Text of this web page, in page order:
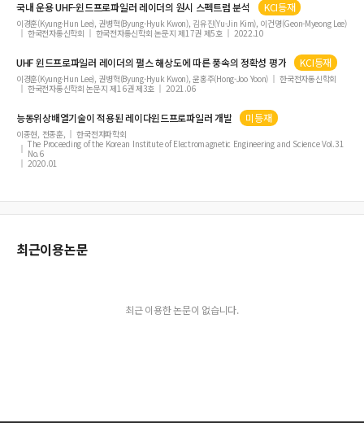
음원신호 추출을 위한 주파수영역 응용모델에 기초한 독립성분분석
충격 흡수기의 설계 파라미터 불확실성이 현가 장치 성능에 미치는 영향
상호작용 이동통신 사용자에 대한 비직교 다중접속 시스템의 BER 성능 향상
새로운 Topology 방식의 스텝 업(Step-Up) 컨버터에 관한 연구
여원 MLCA와 특수 혼돈 함수를 이용한 영상 암호화 기법
군용 VoIP 전화기를 위한 고신뢰성 Rx 전력 시스템 설계
간접광고에서 제품 정보의 즉각적 검색을 지원하는 인터렉티브 동영상 플랫폼 설계
국내 운용 UHF-윈드프로파일러레이더의 원시 스펙트럼 분석 KCI등재
이경훈(Kyung-Hun Lee), 권병혁(Byung-Hyuk Kwon), 김유진(Yu-Jin Kim), 이건명(Geon-Myeong Lee)
한국전자통신학회
한국전자통신학회 논문지 제17권 제5호 2022.10
UHF윈드프로파일러 레이더의 펄스 해상도에 따른 풍속의 정확성 평가 KCI등재
이경훈(Kyung-Hun Lee), 권병혁(Byung-Hyuk Kwon), 윤홍주(Hong-Joo Yoon)
한국전자통신학회
한국전자통신학회 논문지 제16권 제3호
2021.06
능동위상배열기술이 적용된 레이다윈드프로파일러개발 미등재
이종현, 전종훈,
한국전자파학회
The Proceeding of the Korean Institute of Electromagnetic Engineering and Science Vol.31
No.6
2020.01
최근이용논문
최근 이용한 논문이 없습니다.